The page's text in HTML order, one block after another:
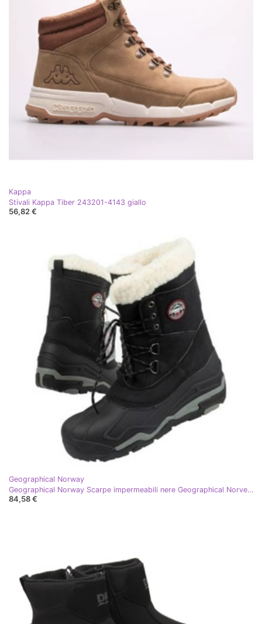
Kappa
Stivali Kappa Tiber 243201-4143 giallo
56,82 €
Geographical Norway
Geographical Norway Scarpe impermeabili nere Geographical Norvegia nero
84,58 €